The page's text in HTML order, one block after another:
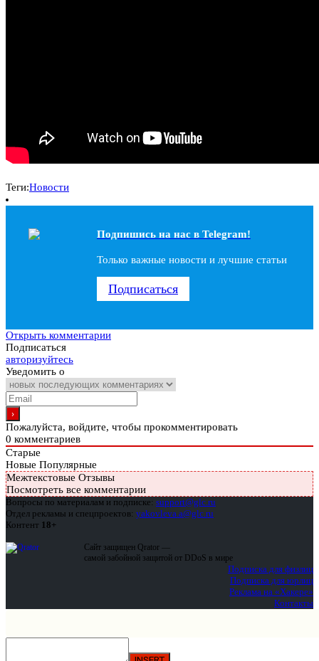
Теги:Новости
Подпишись на наc в Telegram!
Только важные новости и лучшие статьи
Подписаться
Открыть комментарии
Подписаться
авторизуйтесь
Уведомить о
Пожалуйста, войдите, чтобы прокомментировать
0 комментариев
Старые
Новые Популярные
Межтекстовые Отзывы
Посмотреть все комментарии
Вопросы по материалам и подписке: support@glc.ru
Отдел рекламы и спецпроектов: yakovleva.a@glc.ru
Контент 18+
Сайт защищен Qrator —
самой забойной защитой от DDoS в мире
Подписка для физлиц
Подписка для юрлиц
Реклама на «Хакере»
Контакты